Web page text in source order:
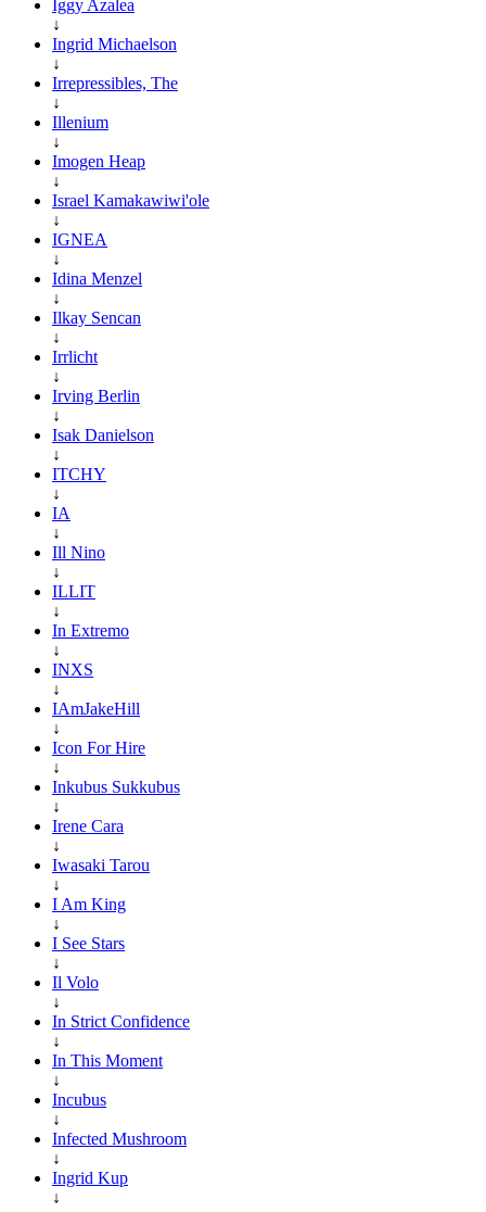
Iggy Azalea
↓
Ingrid Michaelson
↓
Irrepressibles, The
↓
Illenium
↓
Imogen Heap
↓
Israel Kamakawiwi'ole
↓
IGNEA
↓
Idina Menzel
↓
Ilkay Sencan
↓
Irrlicht
↓
Irving Berlin
↓
Isak Danielson
↓
ITCHY
↓
IA
↓
Ill Nino
↓
ILLIT
↓
In Extremo
↓
INXS
↓
IAmJakeHill
↓
Icon For Hire
↓
Inkubus Sukkubus
↓
Irene Cara
↓
Iwasaki Tarou
↓
I Am King
↓
I See Stars
↓
Il Volo
↓
In Strict Confidence
↓
In This Moment
↓
Incubus
↓
Infected Mushroom
↓
Ingrid Kup
↓